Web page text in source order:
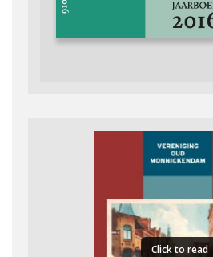
Click to read